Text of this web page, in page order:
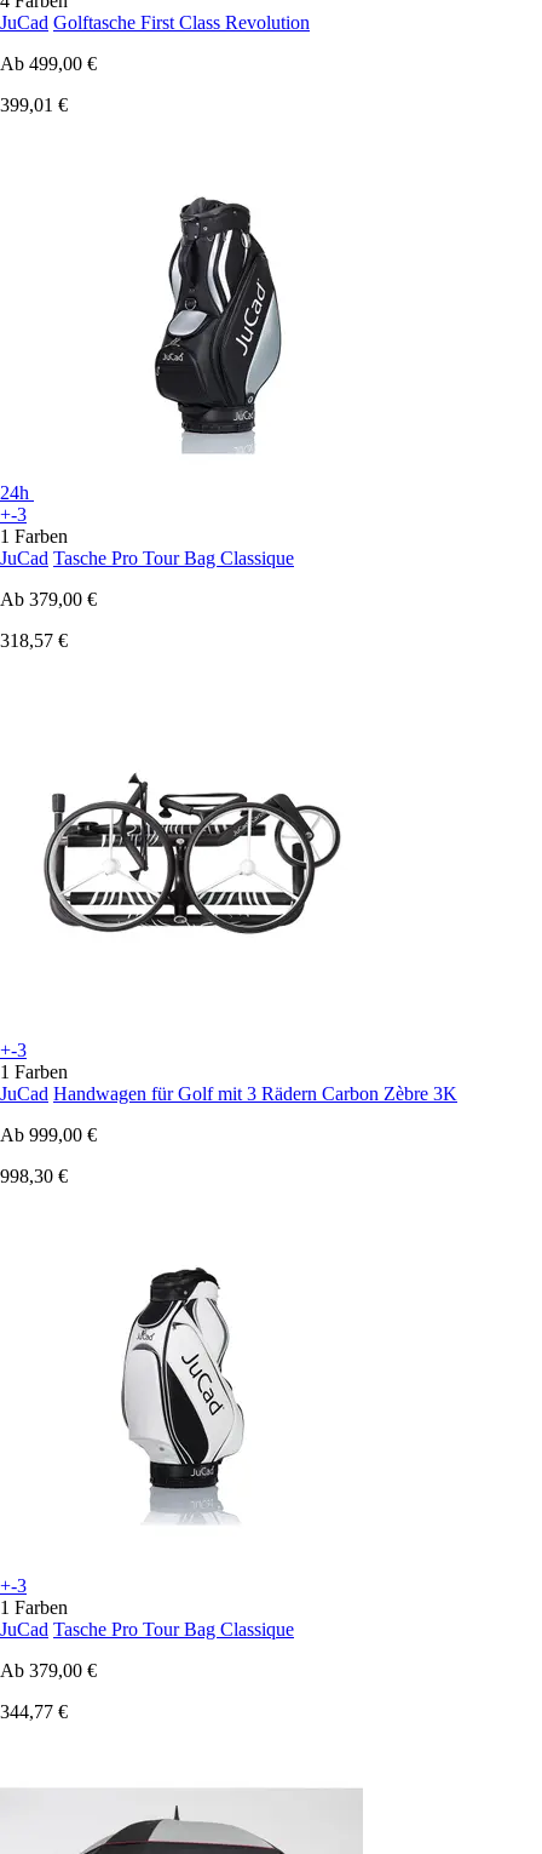
JuCad Golftasche First Class Revolution
Ab 499,00 €
399,01 €
24h
+-3
1 Farben
JuCad Tasche Pro Tour Bag Classique
Ab 379,00 €
318,57 €
+-3
1 Farben
JuCad Handwagen für Golf mit 3 Rädern Carbon Zèbre 3K
Ab 999,00 €
998,30 €
+-3
1 Farben
JuCad Tasche Pro Tour Bag Classique
Ab 379,00 €
344,77 €